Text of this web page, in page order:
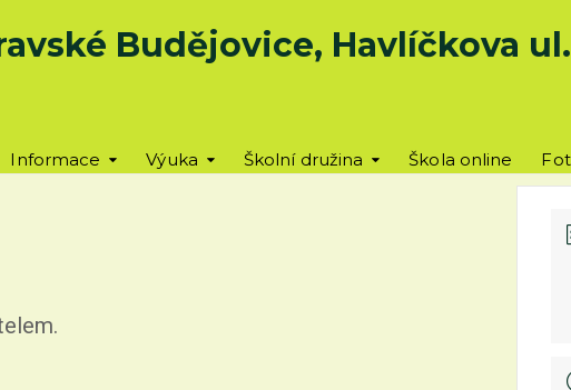
Budějovice, Havlíčkova
Informace Výuka Školní družina Škola online